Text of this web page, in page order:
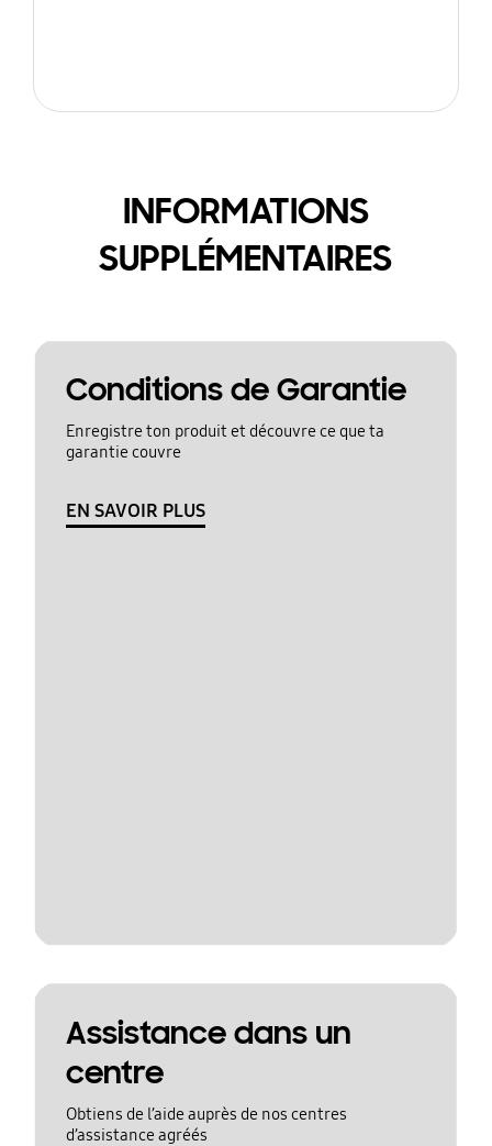
INFORMATIONS
SUPPLÉMENTAIRES
Conditions de Garantie
Enregistre ton produit et découvre ce que ta
garantie couvre
EN SAVOIR PLUS
Assistance dans un
centre
Obtiens de l’aide auprès de nos centres
d’assistance agréés